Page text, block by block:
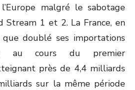
malgré le sabotage
Stream 1 et 2. La France, en
doublé ses importations
au cours du premier
près de 4,4 milliards
sur la même période